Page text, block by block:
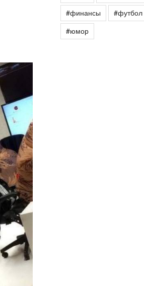
#финансы
#футбол
#юмор